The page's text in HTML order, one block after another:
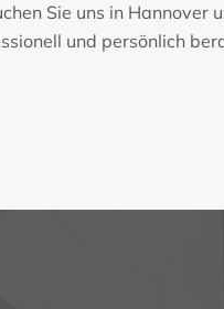
Sie uns in Hannover
und persönlich